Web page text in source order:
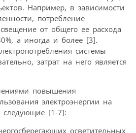
Например, в зависимости
потребление
от общего ее расхода
а иногда и более [3].
системы
затрат на него является
повышения
электроэнергии на
следующие [1-7]:
осветительных